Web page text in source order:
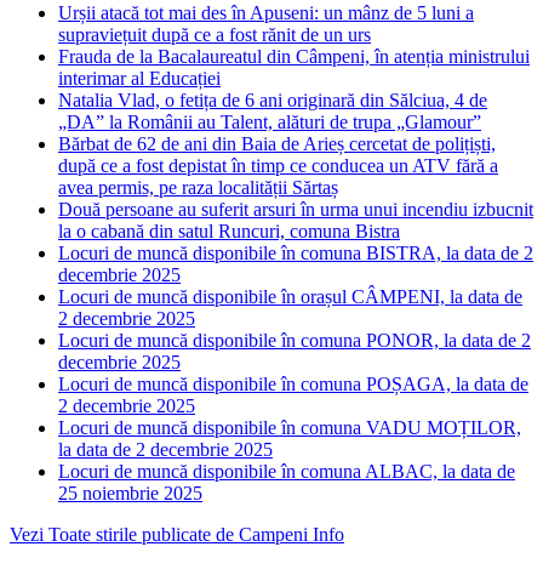
Urșii atacă tot mai des în Apuseni: un mânz de 5 luni a
supraviețuit după ce a fost rănit de un urs
Frauda de la Bacalaureatul din Câmpeni, în atenția ministrului
interimar al Educației
Natalia Vlad, o fetița de 6 ani originară din Sălciua, 4 de
„DA” la Românii au Talent, alături de trupa „Glamour”
Bărbat de 62 de ani din Baia de Arieș cercetat de polițiști,
după ce a fost depistat în timp ce conducea un ATV fără a
avea permis, pe raza localității Sărtaș
Două persoane au suferit arsuri în urma unui incendiu izbucnit
la o cabană din satul Runcuri, comuna Bistra
Locuri de muncă disponibile în comuna BISTRA, la data de 2
decembrie 2025
Locuri de muncă disponibile în orașul CÂMPENI, la data de
2 decembrie 2025
Locuri de muncă disponibile în comuna PONOR, la data de 2
decembrie 2025
Locuri de muncă disponibile în comuna POȘAGA, la data de
2 decembrie 2025
Locuri de muncă disponibile în comuna VADU MOȚILOR,
la data de 2 decembrie 2025
Locuri de muncă disponibile în comuna ALBAC, la data de
25 noiembrie 2025
Vezi Toate stirile publicate de Campeni Info